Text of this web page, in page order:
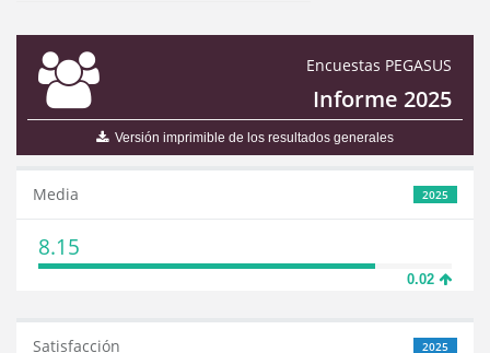
Encuestas PEGASUS
Informe 2025
Versión imprimible de los resultados generales
2025
Media
8.15
0.02
2025
Satisfacción